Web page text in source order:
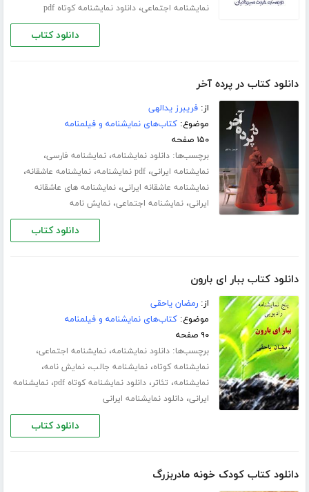
نمایشنامه اجتماعی،دانلود نمایشنامه کوتاه pdf
دانلود کتاب
دانلود کتاب در پرده آخر
از:فریبرز یدالهی
موضوع:کتاب‌های نمایشنامه و فیلمنامه
۱۵۰ صفحه
برچسب‌ها:دانلود نمایشنامه،نمایشنامه فارسی،
نمایشنامه ایرانی،pdf نمایشنامه ،نمایشنامه عاشقانه،
نمایشنامه عاشقانه ایرانی،نمایشنامه های عاشقانه
ایرانی،نمایشنامه اجتماعی،نمایش نامه
دانلود کتاب
دانلود کتاب ببار ای بارون
از:رمضان یاحقی
موضوع:کتاب‌های نمایشنامه و فیلمنامه
۹۰ صفحه
برچسب‌ها:دانلود نمایشنامه،نمایشنامه اجتماعی،
نمایشنامه کوتاه،نمایشنامه جالب،نمایش نامه،
نمایشنامه، تئاتر،دانلود نمایشنامه کوتاه pdf ،نمایشنامه
ایرانی،دانلود نمایشنامه ایرانی
دانلود کتاب
دانلود کتاب کودک خونه مادربزرگ